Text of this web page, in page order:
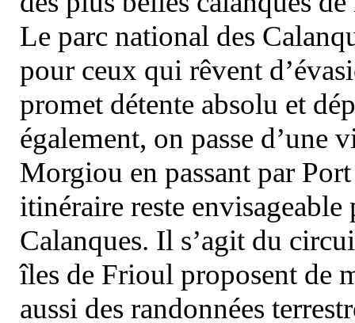
Le parc national des
pour ceux qui rêvent
promet détente absolu et
également, on passe d’une
Morgiou en passant par
itinéraire reste
Calanques. Il s’agit du
îles de Frioul proposent de
aussi des randonnées